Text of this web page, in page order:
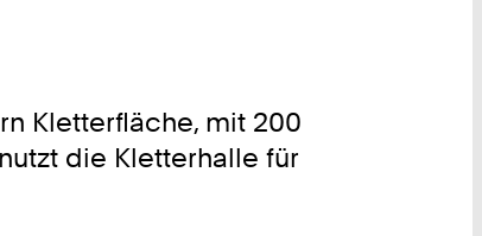
Kletterfläche, mit 200
die Kletterhalle für